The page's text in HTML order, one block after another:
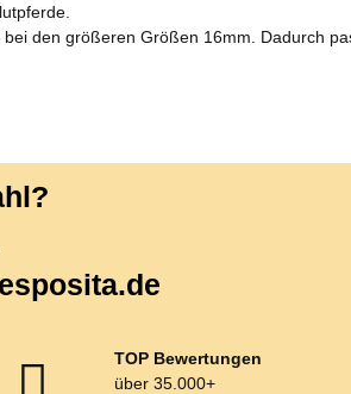
den größeren Größen 16mm. Dadurch
TOP Bewertungen
über 35.000+